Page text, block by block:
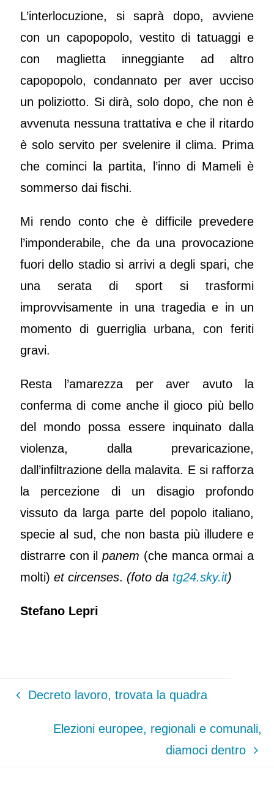
L’interlocuzione, si saprà dopo, avviene
con un capopopolo, vestito di tatuaggi e
con maglietta inneggiante ad altro
capopopolo, condannato per aver ucciso
un poliziotto. Si dirà, solo dopo, che non è
avvenuta nessuna trattativa e che il ritardo
è solo servito per svelenire il clima. Prima
che cominci la partita, l’inno di Mameli è
sommerso dai fischi.
Mi rendo conto che è difficile prevedere
l’imponderabile, che da una provocazione
fuori dello stadio si arrivi a degli spari, che
una serata di sport si trasformi
improvvisamente in una tragedia e in un
momento di guerriglia urbana, con feriti
gravi.
Resta l’amarezza per aver avuto la
conferma di come anche il gioco più bello
del mondo possa essere inquinato dalla
violenza, dalla prevaricazione,
dall’infiltrazione della malavita. E si rafforza
la percezione di un disagio profondo
vissuto da larga parte del popolo italiano,
specie al sud, che non basta più illudere e
distrarre con ilpanem (che manca ormai a
molti) et circenses. (foto da tg24.sky.it)
Stefano Lepri
Decreto lavoro, trovata la quadra
Elezioni europee, regionali e comunali,
diamoci dentro